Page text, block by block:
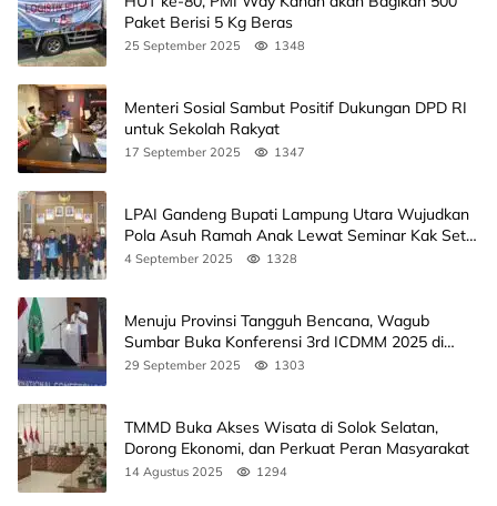
Paket Berisi 5 Kg Beras
25 September 2025 1348
Menteri Sosial Sambut Positif Dukungan DPD RI
untuk Sekolah Rakyat
17 September 2025 1347
LPAI Gandeng Bupati Lampung Utara Wujudkan
Pola Asuh Ramah Anak Lewat Seminar Kak Seto,
Ini Jadwalnya
4 September 2025 1328
Menuju Provinsi Tangguh Bencana, Wagub
Sumbar Buka Konferensi 3rd ICDMM 2025 di
Unand
29 September 2025 1303
TMMD Buka Akses Wisata di Solok Selatan,
Dorong Ekonomi, dan Perkuat Peran Masyarakat
14 Agustus 2025 1294